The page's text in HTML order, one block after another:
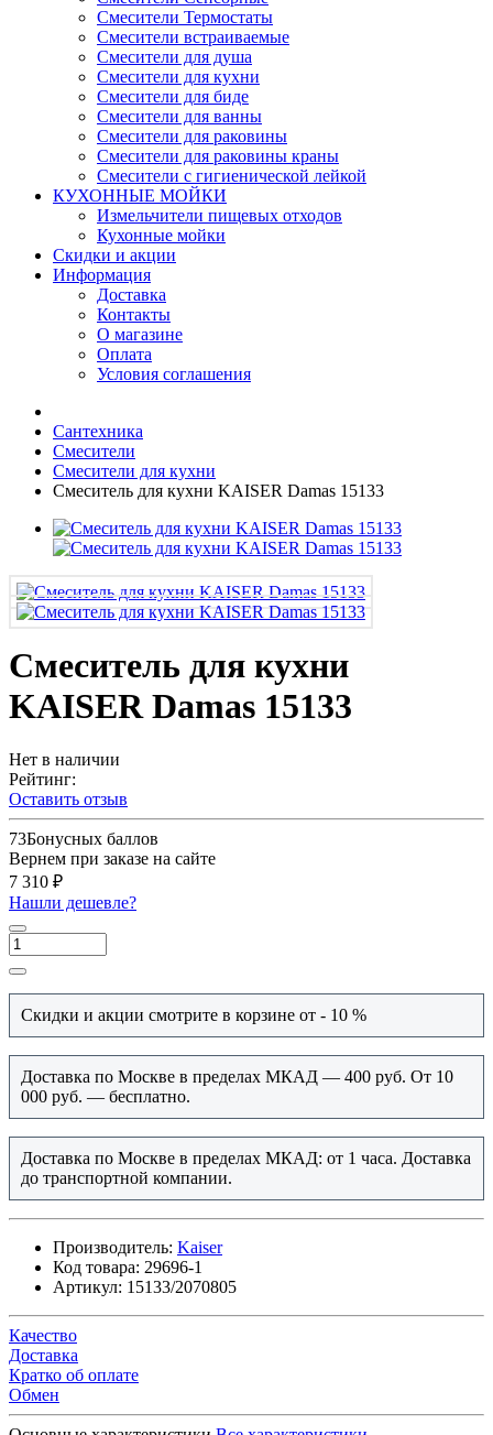
Смесители Термостаты
Смесители встраиваемые
Смесители для душа
Смесители для кухни
Смесители для биде
Смесители для ванны
Смесители для раковины
Смесители для раковины краны
Смесители с гигиенической лейкой
КУХОННЫЕ МОЙКИ
Измельчители пищевых отходов
Кухонные мойки
Скидки и акции
Информация
Доставка
Контакты
О магазине
Оплата
Условия соглашения
Сантехника
Смесители
Смесители для кухни
Смеситель для кухни KAISER Damas 15133
Смеситель для кухни
KAISER Damas 15133
Нет в наличии
Рейтинг:
Оставить отзыв
73Бонусных баллов
Вернем при заказе на сайте
7 310 ₽
Нашли дешевле?
Скидки и акции смотрите в корзине от - 10 %
Доставка по Москве в пределах МКАД — 400 руб. От 10
000 руб. — бесплатно.
Доставка по Москве в пределах МКАД: от 1 часа. Доставка
до транспортной компании.
Производитель: Kaiser
Код товара: 29696-1
Артикул: 15133/2070805
Качество
Доставка
Кратко об оплате
Обмен